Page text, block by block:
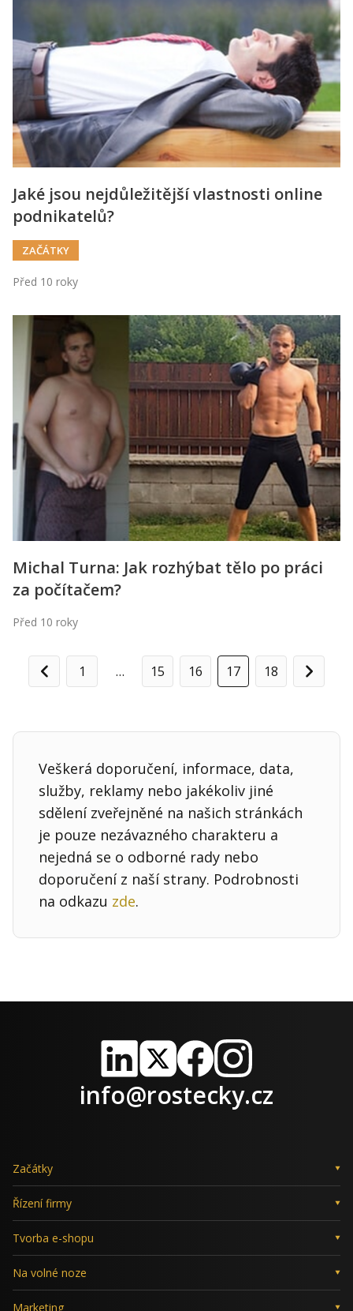
Jaké jsou nejdůležitější vlastnosti online
podnikatelů?
ZAČÁTKY
Před 10 roky
Michal Turna: Jak rozhýbat tělo po práci
za počítačem?
Před 10 roky
Předchozí
1 … 15 16 17 18
Další
Veškerá doporučení, informace, data,
služby, reklamy nebo jakékoliv jiné
sdělení zveřejněné na našich stránkách
je pouze nezávazného charakteru a
nejedná se o odborné rady nebo
doporučení z naší strany. Podrobnosti
na odkazu zde.
LinkedIn
X FacebookInstagram
info@rostecky.cz
Začátky
Řízení firmy
Tvorba e-shopu
Na volné noze
Marketing